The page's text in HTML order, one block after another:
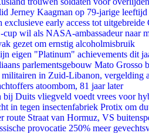
Jerney Kaagman op 79-jarige leeftijd
exclusieve early access tot
wil als NASA-ambassadeur naar
gezet om ernstig alcoholmisbruik
eigen "Platinum" achievements dit
parlementsgebouw Mato Grosso
in Zuid-Libanon, vergelding
atoombom, 81 jaar later
bij Duits vliegveld voedt vrees voor
in tegen insectenfabriek Protix om
route Straat van Hormuz, VS
provocatie 250% meer